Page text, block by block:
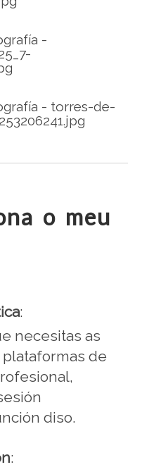
o meu
:
necesitas as
de
diso.
: